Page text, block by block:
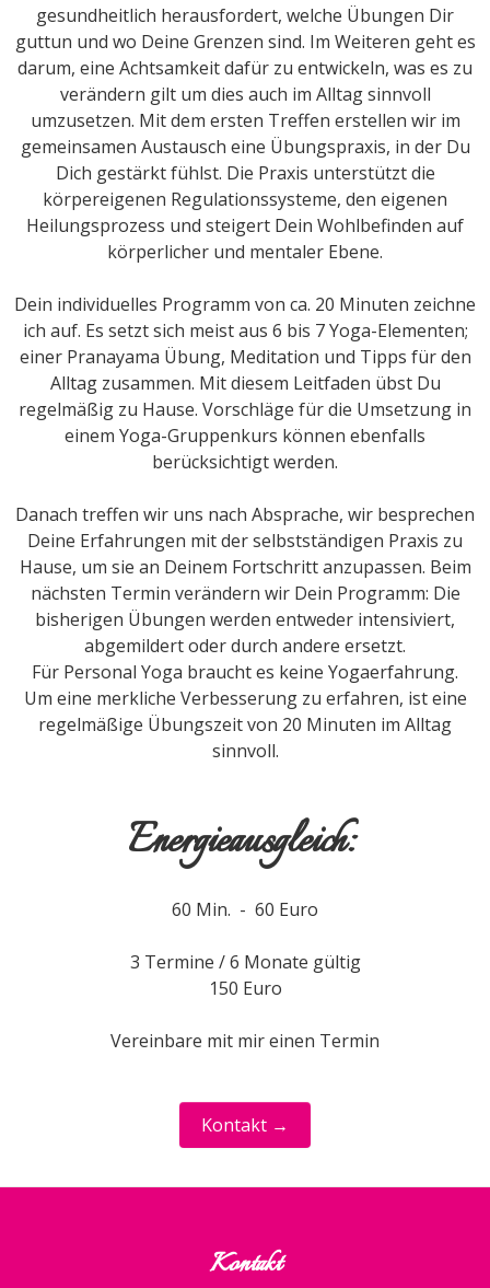
gesundheitlich herausfordert, welche Übungen Dir
guttun und wo Deine Grenzen sind. Im Weiteren geht es
darum, eine Achtsamkeit dafür zu entwickeln, was es zu
verändern gilt um dies auch im Alltag sinnvoll
umzusetzen. Mit dem ersten Treffen erstellen wir im
gemeinsamen Austausch eine Übungspraxis, in der Du
Dich gestärkt fühlst. Die Praxis unterstützt die
körpereigenen Regulationssysteme, den eigenen
Heilungsprozess und steigert Dein Wohlbefinden auf
körperlicher und mentaler Ebene.
Dein individuelles Programm von ca. 20 Minuten zeichne
ich auf. Es setzt sich meist aus 6 bis 7 Yoga-Elementen;
einer Pranayama Übung, Meditation und Tipps für den
Alltag zusammen. Mit diesem Leitfaden übst Du
regelmäßig zu Hause. Vorschläge für die Umsetzung in
einem Yoga-Gruppenkurs können ebenfalls
berücksichtigt werden.
Danach treffen wir uns nach Absprache, wir besprechen
Deine Erfahrungen mit der selbstständigen Praxis zu
Hause, um sie an Deinem Fortschritt anzupassen. Beim
nächsten Termin verändern wir Dein Programm: Die
bisherigen Übungen werden entweder intensiviert,
abgemildert oder durch andere ersetzt.
Für Personal Yoga braucht es keine Yogaerfahrung.
Um eine merkliche Verbesserung zu erfahren, ist eine
regelmäßige Übungszeit von 20 Minuten im Alltag
sinnvoll.
Energieausgleich:
60 Min. - 60 Euro
3 Termine / 6 Monate gültig
150 Euro
Vereinbare mit mir einen Termin
Kontakt →
Kontakt